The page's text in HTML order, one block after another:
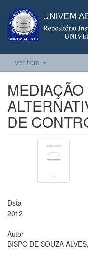
Ver item
DE
Data
2012
Autor
BISPO DE SOUZA